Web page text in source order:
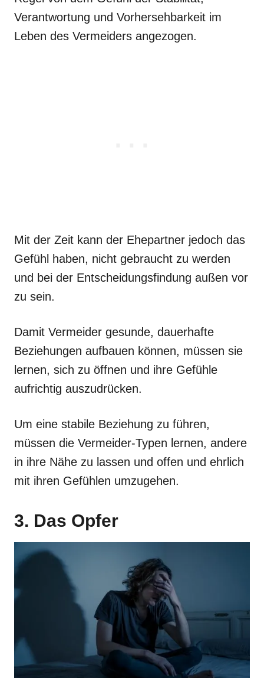
Verantwortung und Vorhersehbarkeit im
Leben des Vermeiders angezogen.
Mit der Zeit kann der Ehepartner jedoch das
Gefühl haben, nicht gebraucht zu werden
und bei der Entscheidungsfindung außen vor
zu sein.
Damit Vermeider gesunde, dauerhafte
Beziehungen aufbauen können, müssen sie
lernen, sich zu öffnen und ihre Gefühle
aufrichtig auszudrücken.
Um eine stabile Beziehung zu führen,
müssen die Vermeider-Typen lernen, andere
in ihre Nähe zu lassen und offen und ehrlich
mit ihren Gefühlen umzugehen.
3. Das Opfer